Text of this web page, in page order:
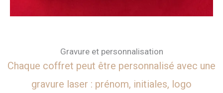
Gravure et personnalisation
Chaque coffret peut être personnalisé avec une
gravure laser : prénom, initiales, logo